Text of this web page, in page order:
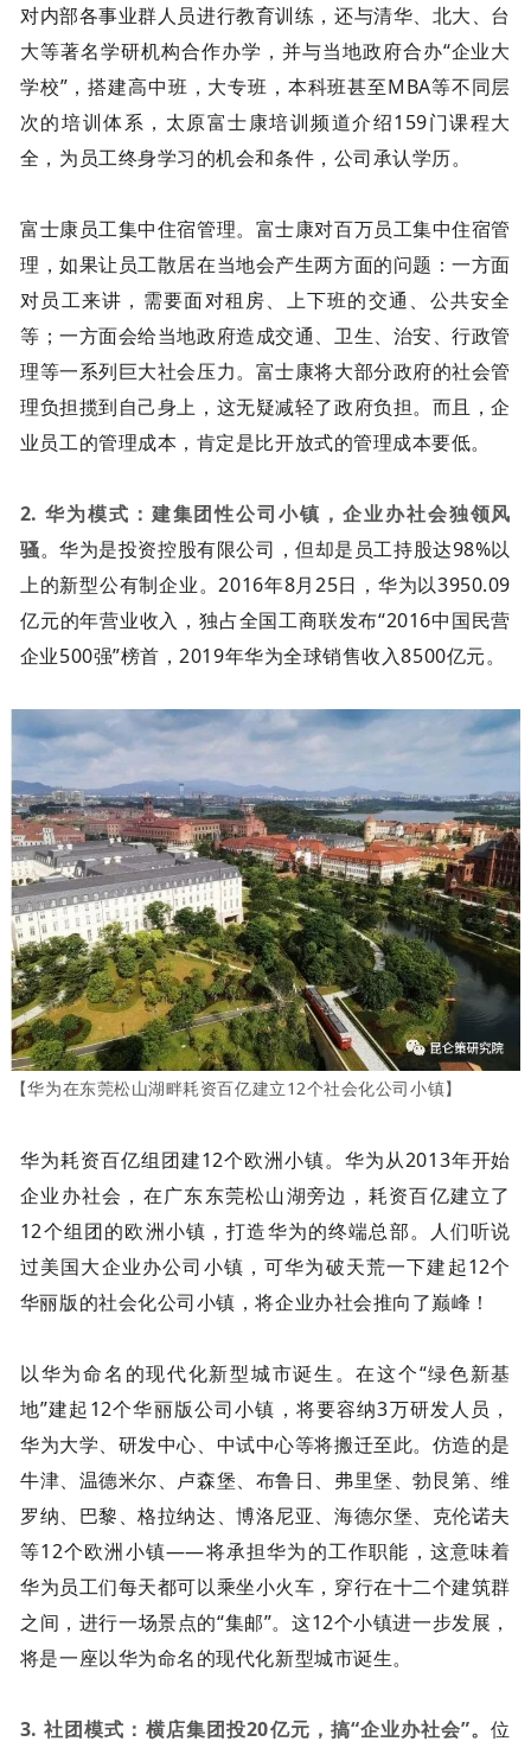
对内部各事业群人员进行教育训练，还与清华、北大、台
大等著名学研机构合作办学，并与当地政府合办“企业大
学校”，搭建高中班，大专班，本科班甚至MBA等不同层
次的培训体系，太原富士康培训频道介绍159门课程大
全，为员工终身学习的机会和条件，公司承认学历。
富士康员工集中住宿管理。富士康对百万员工集中住宿管
理，如果让员工散居在当地会产生两方面的问题：一方面
对员工来讲，需要面对租房、上下班的交通、公共安全
等；一方面会给当地政府造成交通、卫生、治安、行政管
理等一系列巨大社会压力。富士康将大部分政府的社会管
理负担揽到自己身上，这无疑减轻了政府负担。而且，企
业员工的管理成本，肯定是比开放式的管理成本要低。
2. 华为模式：建集团性公司小镇，企业办社会独领风
骚。华为是投资控股有限公司，但却是员工持股达98%以
上的新型公有制企业。2016年8月25日，华为以3950.09
亿元的年营业收入，独占全国工商联发布“2016中国民营
企业500强”榜首，2019年华为全球销售收入8500亿元。
【华为在东莞松山湖畔耗资百亿建立12个社会化公司小镇】
华为耗资百亿组团建12个欧洲小镇。华为从2013年开始
企业办社会，在广东东莞松山湖旁边，耗资百亿建立了
12个组团的欧洲小镇，打造华为的终端总部。人们听说
过美国大企业办公司小镇，可华为破天荒一下建起12个
华丽版的社会化公司小镇，将企业办社会推向了巅峰！
以华为命名的现代化新型城市诞生。在这个“绿色新基
地”建起12个华丽版公司小镇，将要容纳3万研发人员，
华为大学、研发中心、中试中心等将搬迁至此。仿造的是
牛津、温德米尔、卢森堡、布鲁日、弗里堡、勃艮第、维
罗纳、巴黎、格拉纳达、博洛尼亚、海德尔堡、克伦诺夫
等12个欧洲小镇——将承担华为的工作职能，这意味着
华为员工们每天都可以乘坐小火车，穿行在十二个建筑群
之间，进行一场景点的“集邮”。这12个小镇进一步发展，
将是一座以华为命名的现代化新型城市诞生。
3. 社团模式：横店集团投20亿元，搞“企业办社会”。位